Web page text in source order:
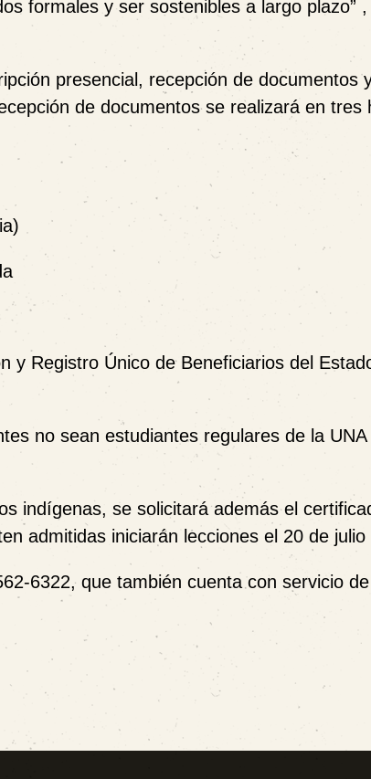
formales y ser sostenibles a largo plazo” ,
presencial, recepción de documentos
de documentos se realizará en tres
y Registro Único de Beneficiarios del
no sean estudiantes regulares de la UNA
indígenas, se solicitará además el
admitidas iniciarán lecciones el 20 de julio
6322, que también cuenta con servicio de